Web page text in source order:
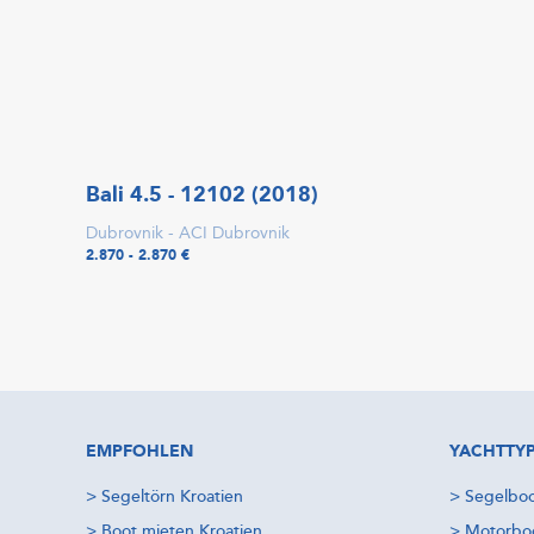
Bali 4.5 - 12102 (2018)
Dubrovnik - ACI Dubrovnik
2.870 - 2.870 €
EMPFOHLEN
> Segeltörn Kroatien
>